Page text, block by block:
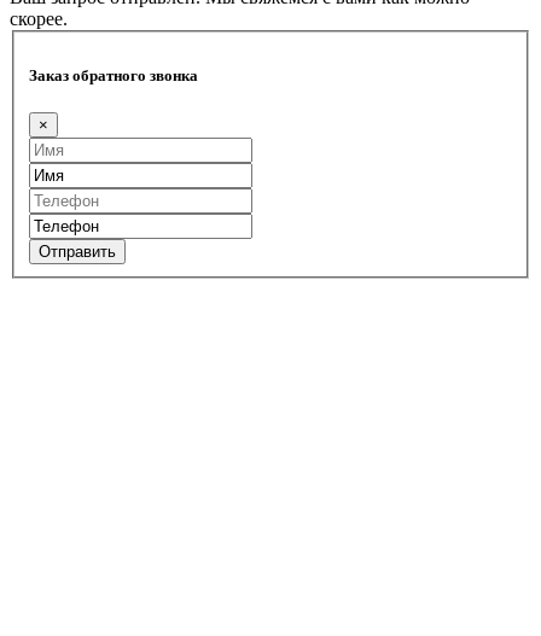
скорее.
Заказ обратного звонка
×
Отправить